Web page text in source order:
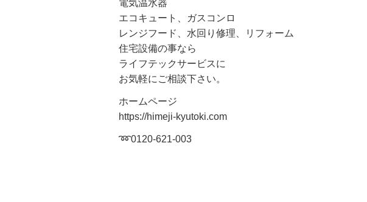
電気温水器
エコキュート、ガスコンロ
レンジフード、水回り修理、リフォーム
住宅設備の事なら
ライフテックサービスに
お気軽にご相談下さい。
ホームページ
https://himeji-kyutoki.com
➿0120-621-003